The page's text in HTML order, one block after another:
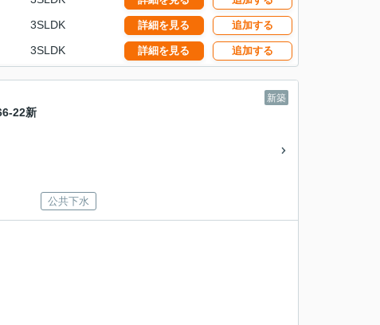
3SLDK 詳細を見る 追加する
3SLDK 詳細を見る 追加する
新築
22新
公共下水